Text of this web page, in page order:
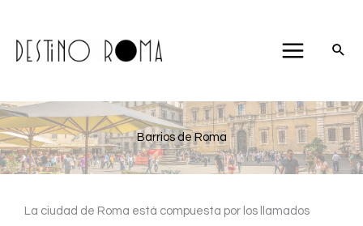
contenido
Barrios de Roma
La ciudad de Roma está compuesta por los llamados